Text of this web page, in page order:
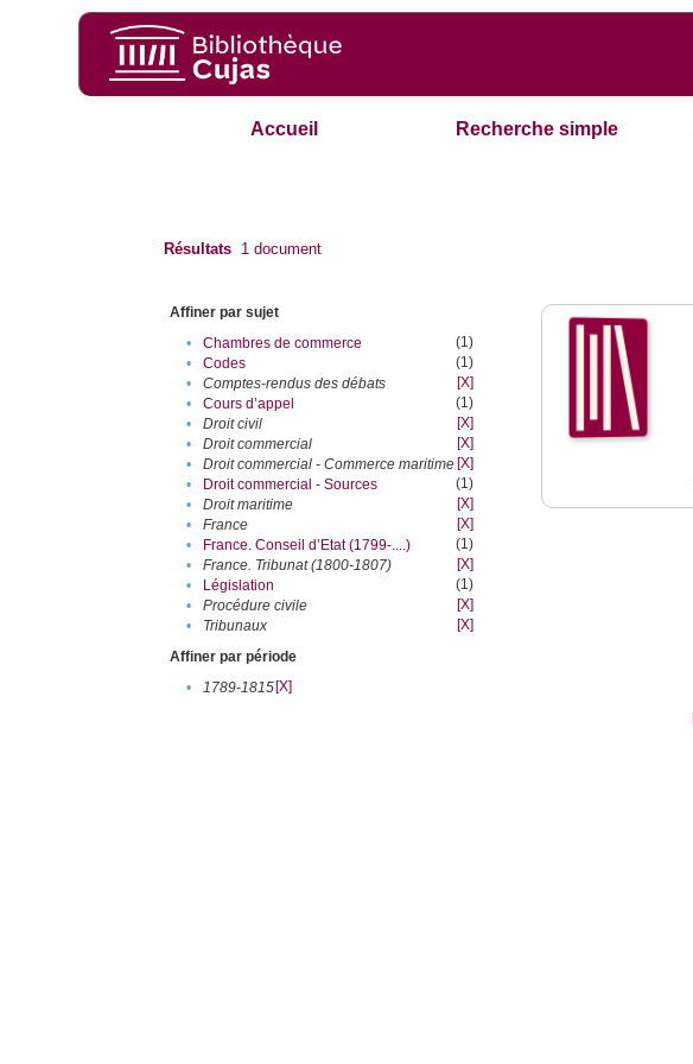
Accueil Recherche simple
Résultats 1 document
Affiner par sujet
•
Chambres de commerce
(1)
•
Codes
(1)
•
Comptes-rendus des débats
[X]
•
Cours d’appel
(1)
•
Droit civil
[X]
•
Droit commercial
[X]
•
Droit commercial - Commerce maritime [X]
•
Droit commercial - Sources
(1)
•
Droit maritime
[X]
•
France
[X]
•
France. Conseil d’Etat (1799-....)
(1)
•
France. Tribunat (1800-1807)
[X]
•
Législation
(1)
•
Procédure civile
[X]
•
Tribunaux
[X]
Affiner par période
•
1789-1815[X]